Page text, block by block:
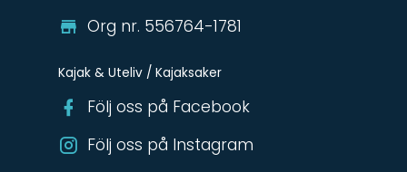
Org nr. 556764-1781
Kajak & Uteliv / Kajaksaker
Följ oss på Facebook
Följ oss på Instagram